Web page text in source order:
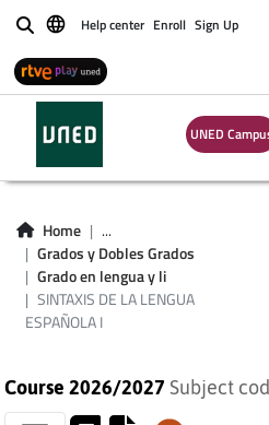
BuscarHelp center Enroll Sign Up
UNED
Home
...
Grados y Dobles Grados
Grado en lengua y li
SINTAXIS DE LA LENGUA
ESPAÑOLA I
SINTAXIS
LENGUA
I
Course 2026/2027 Subject